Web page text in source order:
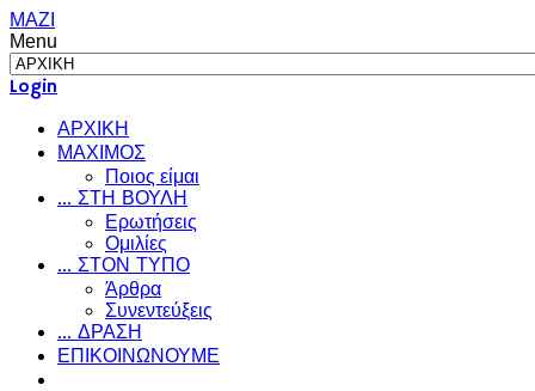
ΜΑΖΙ
Menu
Login
ΑΡΧΙΚΗ
ΜΑΧΙΜΟΣ
Ποιος είμαι
... ΣΤΗ ΒΟΥΛΗ
Ερωτήσεις
Ομιλίες
... ΣΤΟΝ ΤΥΠΟ
Άρθρα
Συνεντεύξεις
... ΔΡΑΣΗ
ΕΠΙΚΟΙΝΩΝΟΥΜΕ